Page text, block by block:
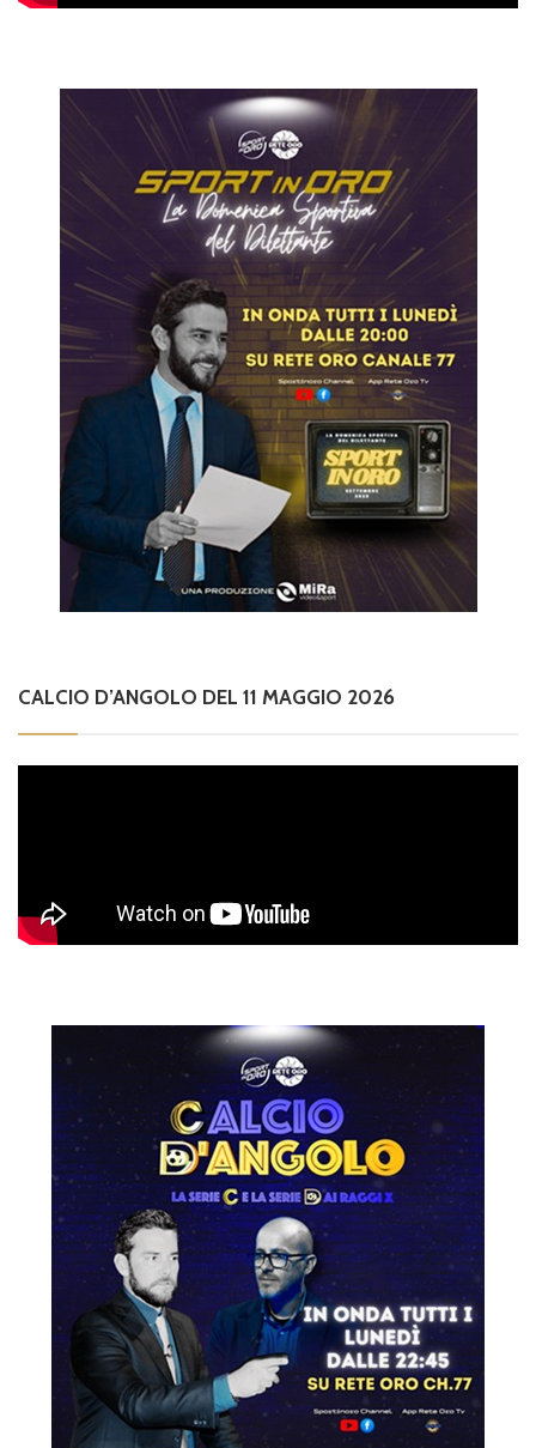
CALCIO D’ANGOLO DEL 11 MAGGIO 2026